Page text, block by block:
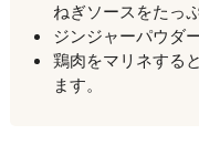
ねぎソースをたっ
ジンジャーパウダ
鶏肉をマリネする
ます。